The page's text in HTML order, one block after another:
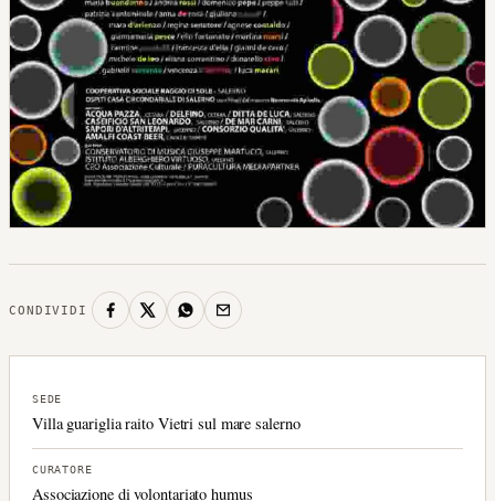
CONDIVIDI
SEDE
Villa guariglia raito Vietri sul mare salerno
CURATORE
Associazione di volontariato humus